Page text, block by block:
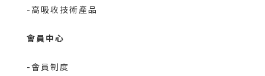
-高吸收技術產品
會員中心
-會員制度